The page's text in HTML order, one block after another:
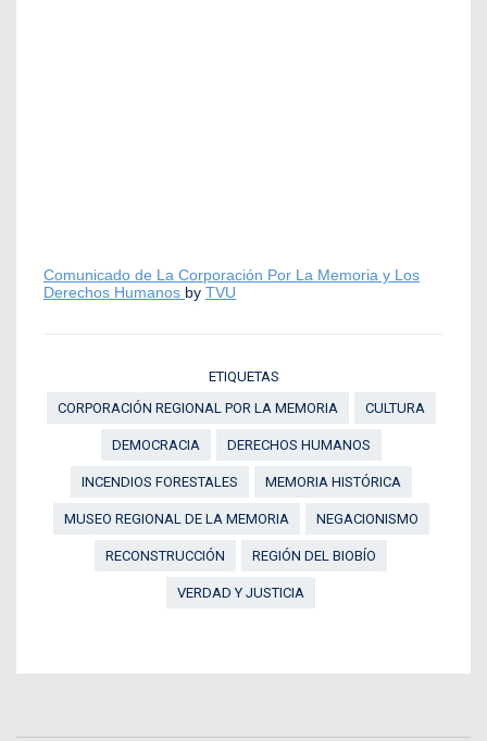
Comunicado de La Corporación Por La Memoria y Los
Derechos Humanos by TVU
ETIQUETAS
CORPORACIÓN REGIONAL POR LA MEMORIA
CULTURA
DEMOCRACIA DERECHOS HUMANOS
INCENDIOS FORESTALES MEMORIA HISTÓRICA
MUSEO REGIONAL DE LA MEMORIA NEGACIONISMO
RECONSTRUCCIÓN REGIÓN DEL BIOBÍO
VERDAD Y JUSTICIA